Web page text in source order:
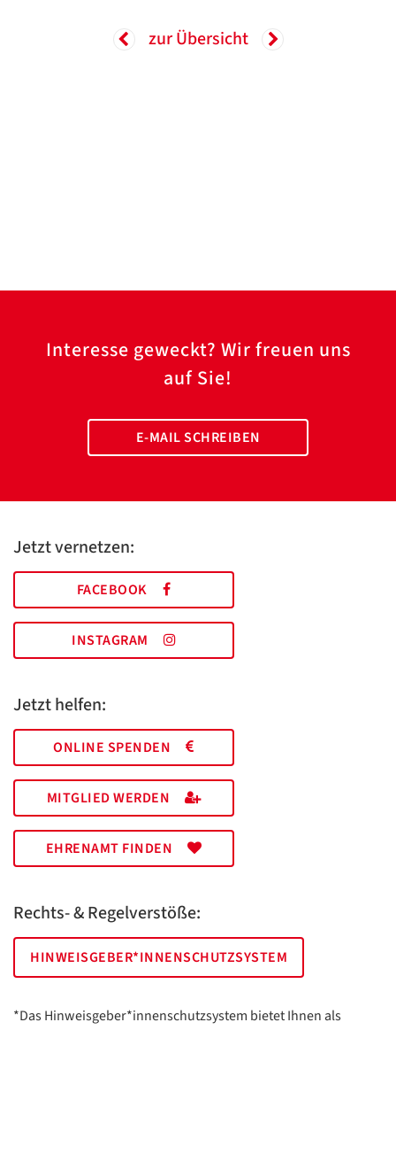
zur Übersicht
Interesse geweckt? Wir freuen uns
auf Sie!
E-MAIL SCHREIBEN
Jetzt vernetzen:
FACEBOOK
INSTAGRAM
Jetzt helfen:
ONLINE SPENDEN
MITGLIED WERDEN
EHRENAMT FINDEN
Rechts- & Regelverstöße:
HINWEISGEBER*INNENSCHUTZSYSTEM
*Das Hinweisgeber*innenschutzsystem bietet Ihnen als